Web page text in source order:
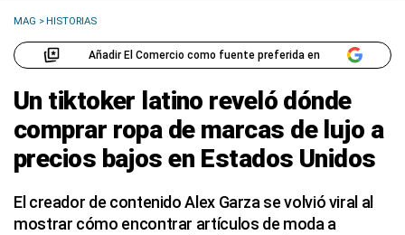
MAG >HISTORIAS
Añadir El Comercio como fuente preferida en
Un tiktoker latino reveló dónde
comprar ropa de marcas de lujo a
precios bajos en Estados Unidos
El creador de contenido Alex Garza se volvió viral al
mostrar cómo encontrar artículos de moda a